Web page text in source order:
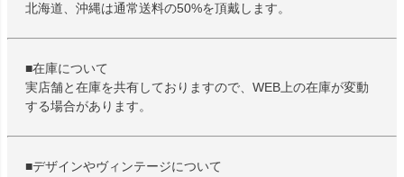
北海道、沖縄は通常送料の50%を頂戴します。
■在庫について
実店舗と在庫を共有しておりますので、WEB上の在庫が変動
する場合があります。
■デザインやヴィンテージについて